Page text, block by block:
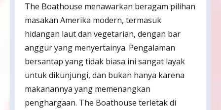
The Boathouse menawarkan beragam pilihan
masakan Amerika modern, termasuk
hidangan laut dan vegetarian, dengan bar
anggur yang menyertainya. Pengalaman
bersantap yang tidak biasa ini sangat layak
untuk dikunjungi, dan bukan hanya karena
makanannya yang memenangkan
penghargaan. The Boathouse terletak di